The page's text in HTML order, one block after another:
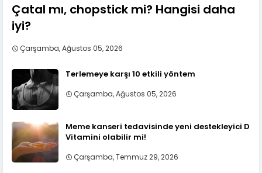
Çatal mı, chopstick mi? Hangisi daha
iyi?
Çarşamba, Ağustos 05, 2026
Terlemeye karşı 10 etkili yöntem
Çarşamba, Ağustos 05, 2026
Meme kanseri tedavisinde yeni destekleyici D
Vitamini olabilir mi!
Çarşamba, Temmuz 29, 2026